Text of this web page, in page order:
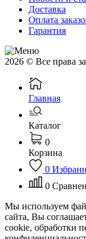
Доставка
Оплата
Гарантия
2026 © Все права
Главная
Каталог
0
Корзина
0
0
Мы используем
сайта, Вы
cookie, обработки